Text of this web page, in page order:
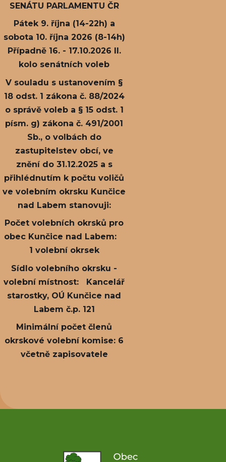
SENÁTU PARLAMENTU ČR
Pátek 9. října (14-22h) a
sobota 10. října 2026 (8-14h)
Případně 16. - 17.10.2026 II.
kolo senátních voleb
V souladu s ustanovením §
18 odst. 1 zákona č. 88/2024
o správě voleb a § 15 odst. 1
písm. g) zákona č. 491/2001
Sb., o volbách do
zastupitelstev obcí, ve
znění do 31.12.2025 a s
přihlédnutím k počtu voličů
ve volebním okrsku Kunčice
nad Labem stanovuji:
Počet volebních okrsků pro
obec Kunčice nad Labem:
1 volební okrsek
Sídlo volebního okrsku -
volební místnost: Kancelář
starostky, OÚ Kunčice nad
Labem č.p. 121
Minimální počet členů
okrskové volební komise: 6
včetně zapisovatele